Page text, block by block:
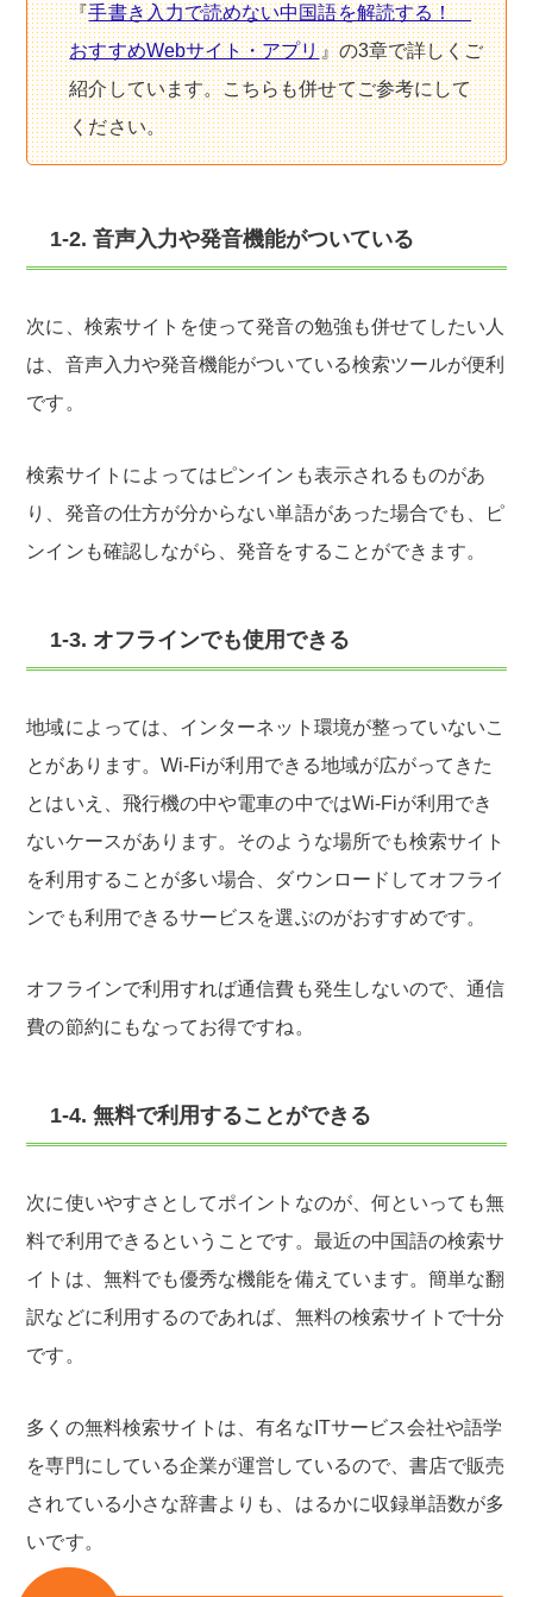
『手書き入力で読めない中国語を解読する！
おすすめWebサイト・アプリ』の3章で詳しくご
紹介しています。こちらも併せてご参考にして
ください。
1-2. 音声入力や発音機能がついている
次に、検索サイトを使って発音の勉強も併せてしたい人
は、音声入力や発音機能がついている検索ツールが便利
です。
検索サイトによってはピンインも表示されるものがあ
り、発音の仕方が分からない単語があった場合でも、ピ
ンインも確認しながら、発音をすることができます。
1-3. オフラインでも使用できる
地域によっては、インターネット環境が整っていないこ
とがあります。Wi-Fiが利用できる地域が広がってきた
とはいえ、飛行機の中や電車の中ではWi-Fiが利用でき
ないケースがあります。そのような場所でも検索サイト
を利用することが多い場合、ダウンロードしてオフライ
ンでも利用できるサービスを選ぶのがおすすめです。
オフラインで利用すれば通信費も発生しないので、通信
費の節約にもなってお得ですね。
1-4. 無料で利用することができる
次に使いやすさとしてポイントなのが、何といっても無
料で利用できるということです。最近の中国語の検索サ
イトは、無料でも優秀な機能を備えています。簡単な翻
訳などに利用するのであれば、無料の検索サイトで十分
です。
多くの無料検索サイトは、有名なITサービス会社や語学
を専門にしている企業が運営しているので、書店で販売
されている小さな辞書よりも、はるかに収録単語数が多
いです。